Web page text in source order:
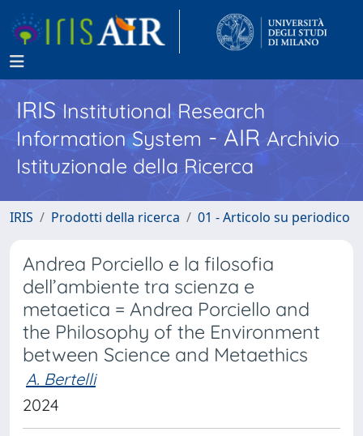
IRISInstitutional Research
Information System - AIR Archivio
Istituzionale della Ricerca
IRIS Prodotti della ricerca 01 - Articolo su periodico
Andrea Porciello e la filosofia
dell’ambiente tra scienza e
metaetica = Andrea Porciello and
the Philosophy of the Environment
between Science and Metaethics
A. Bertelli
2024